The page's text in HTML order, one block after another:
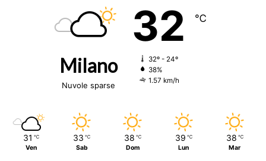
Milano
Nuvole sparse
32 ℃
32º - 24º
38%
1.57 km/h
31 ℃
Ven
33 ℃
Sab
38 ℃
Dom
39 ℃
Lun
38 ℃
Mar